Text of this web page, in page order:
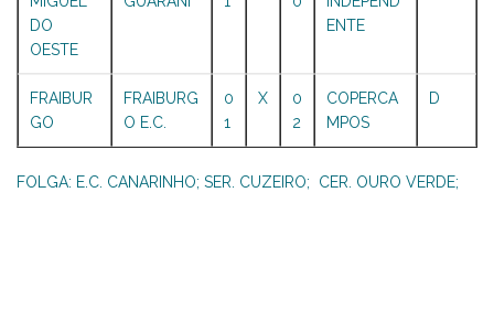
DO
OESTE
ENTE
FRAIBUR
GO
FRAIBURG
O E.C.
0
1
X
0
2
COPERCA
MPOS
D
FOLGA: E.C. CANARINHO; SER. CUZEIRO; CER. OURO VERDE;